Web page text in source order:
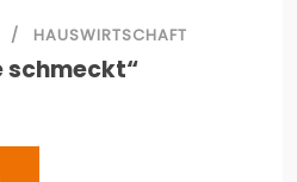
HAUSWIRTSCHAFT
schmeckt“